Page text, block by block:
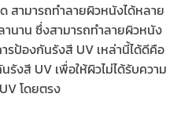
สามารถทำลายผิวหนังได้หลาย
นาน ซึ่งสามารถทำลายผิวหนัง
ารป้องกันรังสี UV เหล่านี้ได้ดีคือ
งสี UV เพื่อให้ผิวไม่ได้รับความ
โดยตรง